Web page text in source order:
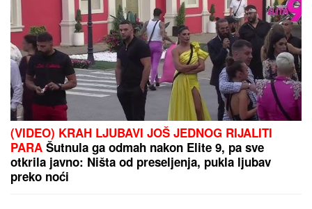
NATAŠA NINKOVIĆ LUMPUJE U CRNOJ GORI
Glumica se veseli uz Čolin hit, pevač objavio sve na
mrežama: "Počastvovan"